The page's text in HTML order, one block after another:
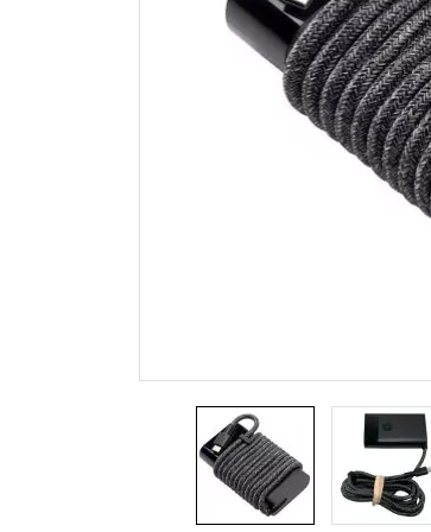
Zasilacze do monitora Samsung
Zasilacze APD
Zasilacze do laptopa Delta
Zasilacze LiteOn
Zasilacze Alienware
Ładowarki USB
Torby na laptopa